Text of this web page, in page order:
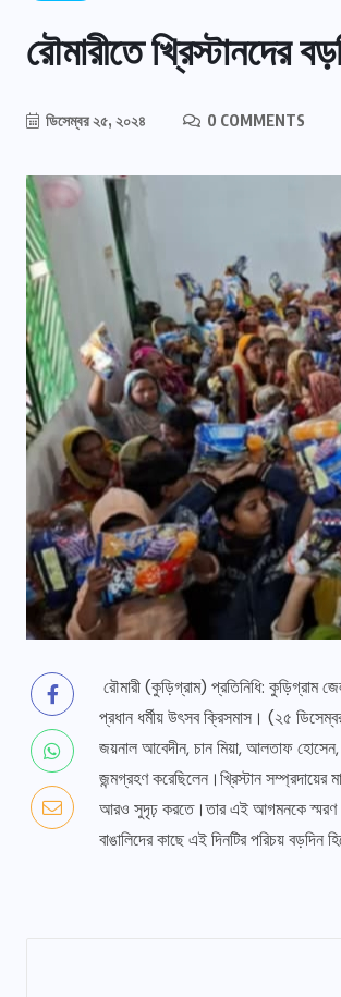
রৌমারীতে খ্রিস্টানদের
ডিসেম্বর ২৫, ২০২৪ 0 COMMENTS
রৌমারী (কুড়িগ্রাম) প্রতিনিধি: কুড়িগ্রাম
প্রধান ধর্মীয় উৎসব ক্রিসমাস। (২৫
জয়নাল আবেদীন, চান মিয়া, আলতাফ হোসেন,
জন্মগ্রহণ করেছিলেন।খ্রিস্টান সম্প্রদায়ের
আরও সুদৃঢ় করতে।তার এই আগমনকে স্মরণ
বাঙালিদের কাছে এই দিনটির পরিচয় বড়দিন